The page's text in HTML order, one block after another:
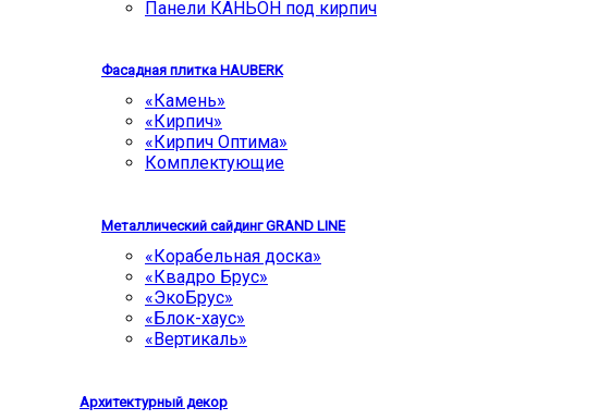
Панели КАНЬОН под кирпич
Фасадная плитка HAUBERK
«Камень»
«Кирпич»
«Кирпич Оптима»
Комплектующие
Металлический сайдинг GRAND LINE
«Корабельная доска»
«Квадро Брус»
«ЭкоБрус»
«Блок-хаус»
«Вертикаль»
Архитектурный декор